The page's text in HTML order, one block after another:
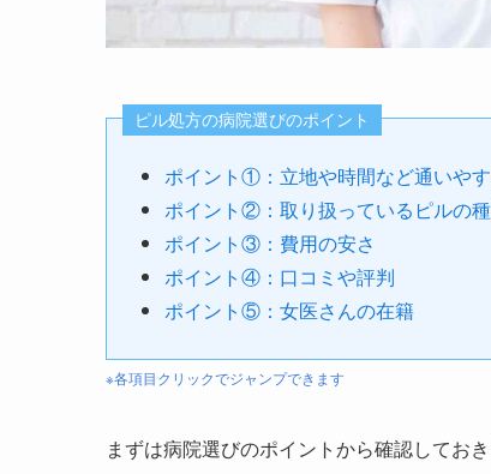
ピル処方の病院選びのポイント
ポイント①：立地や時間など通いや
ポイント②：取り扱っているピルの
ポイント③：費用の安さ
ポイント④：口コミや評判
ポイント⑤：女医さんの在籍
※各項目クリックでジャンプできます
まずは病院選びのポイントから確認しておき